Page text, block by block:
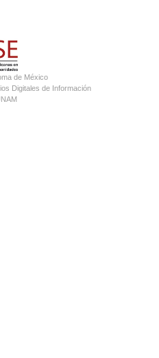
de México
Digitales de Información